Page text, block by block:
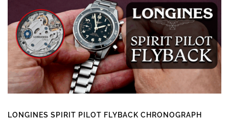
LONGINES SPIRIT PILOT FLYBACK CHRONOGRAPH